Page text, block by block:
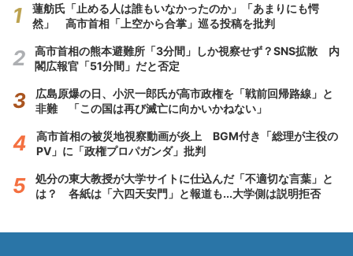
蓮舫氏「止める人は誰もいなかったのか」「あまりにも愕
然」 高市首相「上空から合掌」巡る投稿を批判
高市首相の熊本避難所「3分間」しか視察せず？SNS拡散 内
閣広報官「51分間」だと否定
広島原爆の日、小沢一郎氏が高市政権を「戦前回帰路線」と
非難 「この国は再び滅亡に向かいかねない」
高市首相の被災地視察動画が炎上 BGM付き「総理が主役の
PV」に「政権プロパガンダ」批判
処分の東大教授が大学サイトに仕込んだ「不適切な言葉」と
は？ 各紙は「六四天安門」と報道も...大学側は説明拒否